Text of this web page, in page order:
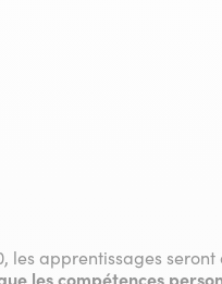
les apprentissages
les compétences